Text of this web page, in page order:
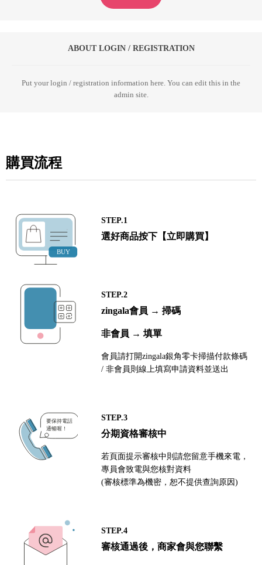
ABOUT LOGIN / REGISTRATION
Put your login / registration information here. You can edit this in the
admin site.
購買流程
STEP.1
選好商品按下【立即購買】
STEP.2
zingala會員 → 掃碼
非會員 → 填單
會員請打開zingala銀角零卡掃描付款條碼
/ 非會員則線上填寫申請資料並送出
STEP.3
分期資格審核中
若頁面提示審核中則請您留意手機來電，
專員會致電與您核對資料
(審核標準為機密，恕不提供查詢原因)
STEP.4
審核通過後，商家會與您聯繫